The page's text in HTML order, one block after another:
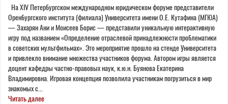
На XIV Петербургском международном юридическом форуме представители
Оренбургского института (филиала) Университета имени О.Е. Кутафина (МГЮА)
— Захарян Ани и Моисеев Борис — представили уникальную интерактивную
игру под названием «Определение отраслевой принадлежности проблематики
в советских мультфильмах». Это мероприятие прошло на стенде Университета
и привлекло внимание множества участников форума. Автором игры является
доцент кафедры частно-правовых наук, к.ю.н. Буянова Екатерина
Владимировна. Игровая концепция позволила участникам погрузиться в мир
знакомых с...
Читать далее